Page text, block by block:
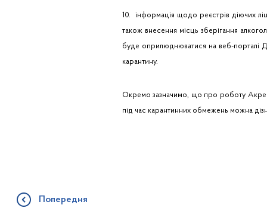
10. інформація щодо реєстрів діючих
також внесення місць зберігання
буде оприлюднюватися на веб-порталі
карантину.
Окремо зазначимо, що про роботу
під час карантинних обмежень можна
Попередня